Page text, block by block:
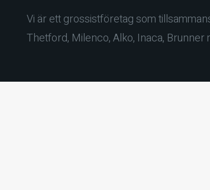
Vi är ett grossistföretag som
Thetford, Milenco, Alko, Inaca,